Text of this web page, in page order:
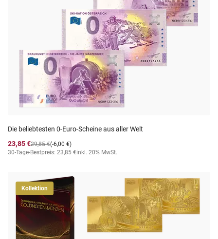
Die beliebtesten 0-Euro-Scheine aus aller Welt
23,85 €
(-6,00 €)
29,85 €
30-Tage-Bestpreis: 23,85 €inkl. 20% MwSt.
Kollektion